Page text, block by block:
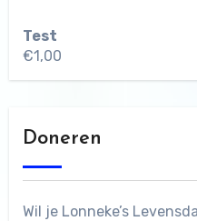
Test
€1,00
Doneren
Wil je Lonneke’s